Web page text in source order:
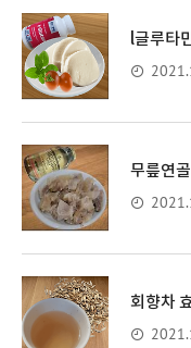
l글루타
무릎연
회향차